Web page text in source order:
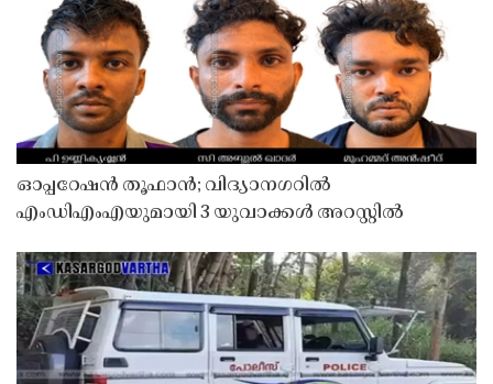
ഓപ്പറേഷൻ തൂഫാൻ; വിദ്യാനഗറിൽ
എംഡിഎംഎയുമായി 3 യുവാക്കൾ അറസ്റ്റിൽ